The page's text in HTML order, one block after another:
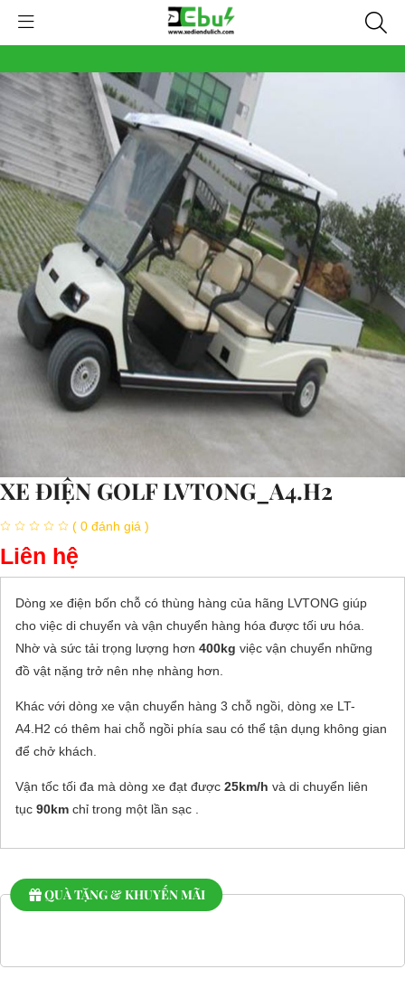
XE ĐIỆN GOLF LVTONG_A4.H2
( 0 đánh giá )
Liên hệ
Dòng xe điện bốn chỗ có thùng hàng của hãng LVTONG giúp
cho việc di chuyển và vận chuyển hàng hóa được tối ưu hóa.
Nhờ và sức tải trọng lượng hơn 400kg việc vận chuyển những
đồ vật nặng trở nên nhẹ nhàng hơn.
Khác với dòng xe vận chuyển hàng 3 chỗ ngồi, dòng xe LT-
A4.H2 có thêm hai chỗ ngồi phía sau có thể tận dụng không gian
để chở khách.
Vận tốc tối đa mà dòng xe đạt được 25km/h và di chuyển liên
tục 90km chỉ trong một lần sạc .
QUÀ TẶNG & KHUYẾN MÃI